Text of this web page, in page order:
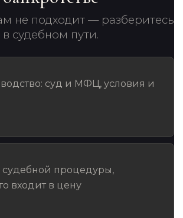
не подходит — разберитесь
в судебном пути.
суд и МФЦ, условия и
судебной процедуры,
входит в цену